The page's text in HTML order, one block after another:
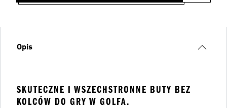
Opis
SKUTECZNE I WSZECHSTRONNE BUTY BEZ
KOLCÓW DO GRY W GOLFA.